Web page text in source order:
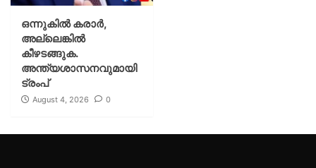
ഒന്നുകില്‍ കരാര്‍,
അല്ലെങ്കില്‍
കീഴടങ്ങുക.
അന്ത്യശാസനവുമായി
ട്രംപ്
August 4, 2026 0